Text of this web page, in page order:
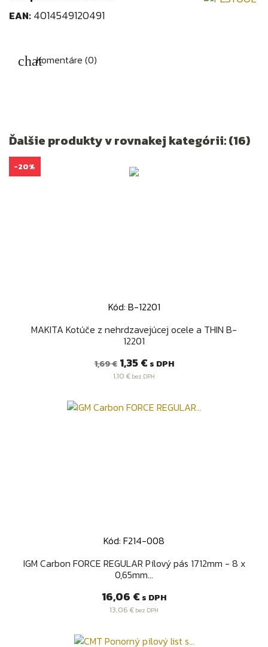
EAN: 4014549120491
Komentáre (0)
Ďalšie produkty v rovnakej kategórii: (16)
Kód: B-12201
MAKITA Kotúče z nehrdzavejúcej ocele a THIN B-
12201
Bežná
cena
1,69 € Cena
1,35 € s DPH
1,10 € bez DPH
-20%
Kód: F214-008
IGM Carbon FORCE REGULAR Pílový pás 1712mm - 8 x
0,65mm...
Cena
16,06 € s DPH
13,06 € bez DPH